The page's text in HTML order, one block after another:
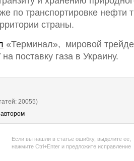
по транспортировке нефти
страны.
«Терминал», мировой
поставку газа в Украину.
20055)
Если вы нашли в статье ошибку, выделите ее,
нажмите Ctrl+Enter и предложите исправление